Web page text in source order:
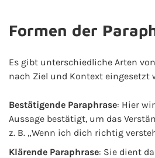
Formen der
Es gibt unterschiedliche Arten
nach Ziel und Kontext eingesetzt
Bestätigende Paraphrase: Hier
Aussage bestätigt, um das
z. B. „Wenn ich dich richtig
Klärende Paraphrase: Sie dient